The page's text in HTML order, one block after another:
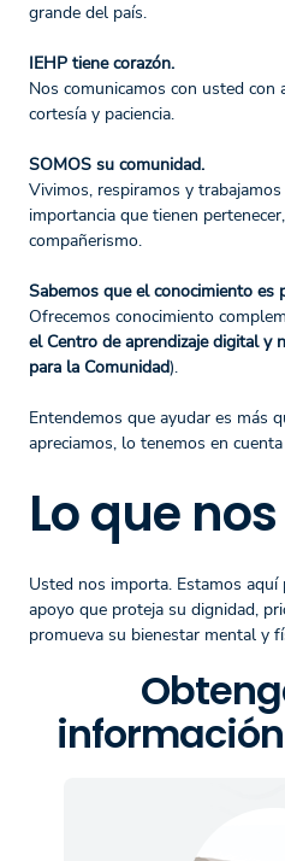
grande del país.
IEHP tiene corazón.
Nos comunicamos con usted con
cortesía y paciencia.
SOMOS su comunidad.
Vivimos, respiramos y
importancia que tienen
compañerismo.
Sabemos que el conocimiento es
Ofrecemos conocimiento
el Centro de aprendizaje digital y
para la Comunidad).
Entendemos que ayudar es más
apreciamos, lo tenemos en
Lo que
Usted nos importa. Estamos aquí
apoyo que proteja su dignidad,
promueva su bienestar mental y
información